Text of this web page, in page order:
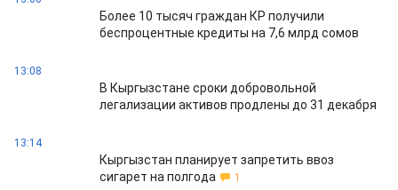
Более 10 тысяч граждан КР получили
беспроцентные кредиты на 7,6 млрд сомов
13:08
В Кыргызстане сроки добровольной
легализации активов продлены до 31 декабря
13:14
Кыргызстан планирует запретить ввоз
сигарет на полгода
1